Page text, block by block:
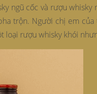
ngũ cốc và rượu whisky
trộn. Người chị em của
loại rượu whisky khói